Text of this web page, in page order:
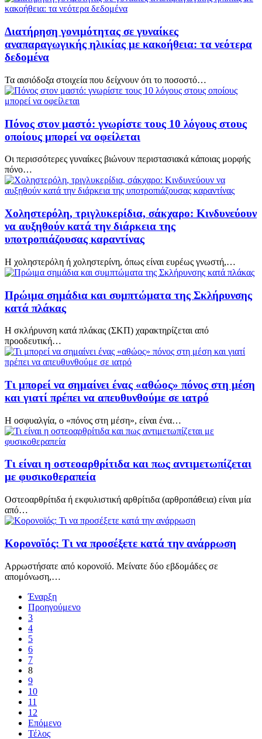
Διατήρηση γονιμότητας σε γυναίκες
αναπαραγωγικής ηλικίας με κακοήθεια: τα νεότερα
δεδομένα
Τα αισιόδοξα στοιχεία που δείχνουν ότι το ποσοστό…
Πόνος στον μαστό: γνωρίστε τους 10 λόγους στους
οποίους μπορεί να οφείλεται
Οι περισσότερες γυναίκες βιώνουν περιστασιακά κάποιας μορφής
πόνο…
Χοληστερόλη, τριγλυκερίδια, σάκχαρο: Κινδυνεύουν
να αυξηθούν κατά την διάρκεια της
υποτροπιάζουσας καραντίνας
Η χοληστερόλη ή χοληστερίνη, όπως είναι ευρέως γνωστή,…
Πρώιμα σημάδια και συμπτώματα της Σκλήρυνσης
κατά πλάκας
Η σκλήρυνση κατά πλάκας (ΣΚΠ) χαρακτηρίζεται από
προοδευτική…
Τι μπορεί να σημαίνει ένας «αθώος» πόνος στη μέση
και γιατί πρέπει να απευθυνθούμε σε ιατρό
Η οσφυαλγία, ο «πόνος στη μέση», είναι ένα…
Τι είναι η οστεοαρθρίτιδα και πως αντιμετωπίζεται
με φυσικοθεραπεία
Οστεοαρθρίτιδα ή εκφυλιστική αρθρίτιδα (αρθροπάθεια) είναι μία
από…
Κορονοϊός: Τι να προσέξετε κατά την ανάρρωση
Aρρωστήσατε από κορονοϊό. Μείνατε δύο εβδομάδες σε
απομόνωση,…
Έναρξη
Προηγούμενο
3
4
5
6
7
8
9
10
11
12
Επόμενο
Τέλος